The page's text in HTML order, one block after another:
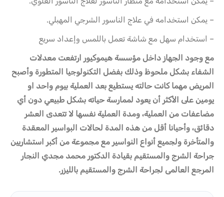
– يمكن استخدامه في علاج الناسور الشرجي المهبلي.
– استخدام سهل مع شاشة تعمل باللمس وإعداد سريع
مع وجود الجهاز داخل مؤسسة هيموكيور ارتفعت معدلات
الشفاء بشكل ملحوظ وذلك بفضل التكنولوجيا المتطورة وأصبح
المريض مهما كانت حالته يستطيع بعد العملية بيوم واحد او
يومين على الأكثر أن يعود لممارسة حياته بشكل طبيعي دون أي
مضاعفات من العملية، ومدة العملية نفسها لا تتعدى العشر
دقائق، وأحيانا أقل من هذه المدة لحالات البواسير المعقدة
والمتأخرة ولجميع أنواع النواسير مع مجموعة من أكبر استشاريين
جراحة الشرج والمستقيم بقيادة الدكتور محمد مجدي النجار
المرجع العالمى لجراحة الشرج والمستقيم بالليزر.